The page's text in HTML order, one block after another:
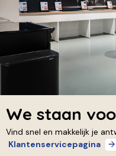
We staan
Vind snel en makkelijk je
Klantenservicepagina